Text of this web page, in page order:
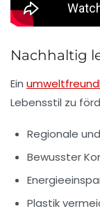
Nachhaltig
Ein
Lebensstil zu
Regionale
Bewusster
Plastik